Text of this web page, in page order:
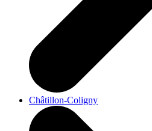
Châtillon-Coligny